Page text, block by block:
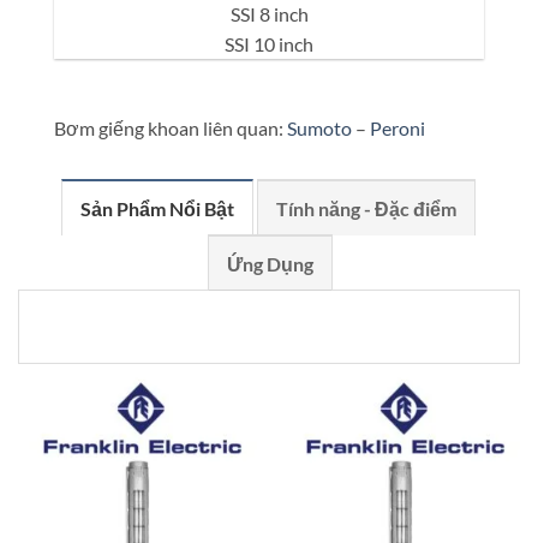
SSI 8 inch
SSI 10 inch
Bơm giếng khoan liên quan: Sumoto – Peroni
Sản Phẩm Nổi Bật Tính năng - Đặc điểm
Ứng Dụng